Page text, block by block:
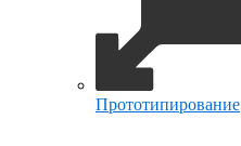
Прототипирование